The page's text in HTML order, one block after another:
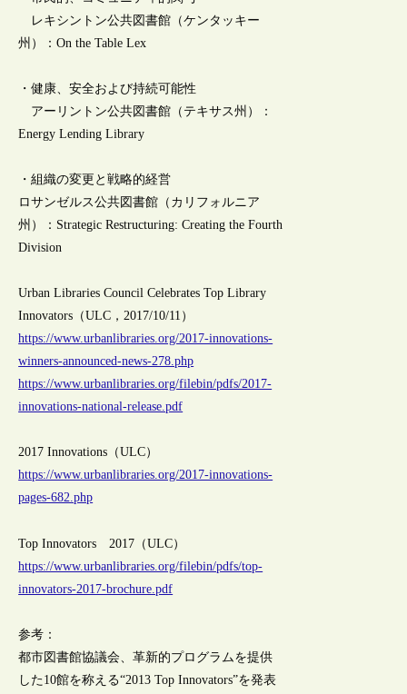
レキシントン公共図書館（ケンタッキー
州）：On the Table Lex
・健康、安全および持続可能性
アーリントン公共図書館（テキサス州）：
Energy Lending Library
・組織の変更と戦略的経営
ロサンゼルス公共図書館（カリフォルニア
州）：Strategic Restructuring: Creating the Fourth
Division
Urban Libraries Council Celebrates Top Library
Innovators（ULC，2017/10/11）
https://www.urbanlibraries.org/2017-innovations-
winners-announced-news-278.php
https://www.urbanlibraries.org/filebin/pdfs/2017-
innovations-national-release.pdf
2017 Innovations（ULC）
https://www.urbanlibraries.org/2017-innovations-
pages-682.php
Top Innovators 2017（ULC）
https://www.urbanlibraries.org/filebin/pdfs/top-
innovators-2017-brochure.pdf
参考：
都市図書館協議会、革新的プログラムを提供
した10館を称える“2013 Top Innovators”を発表